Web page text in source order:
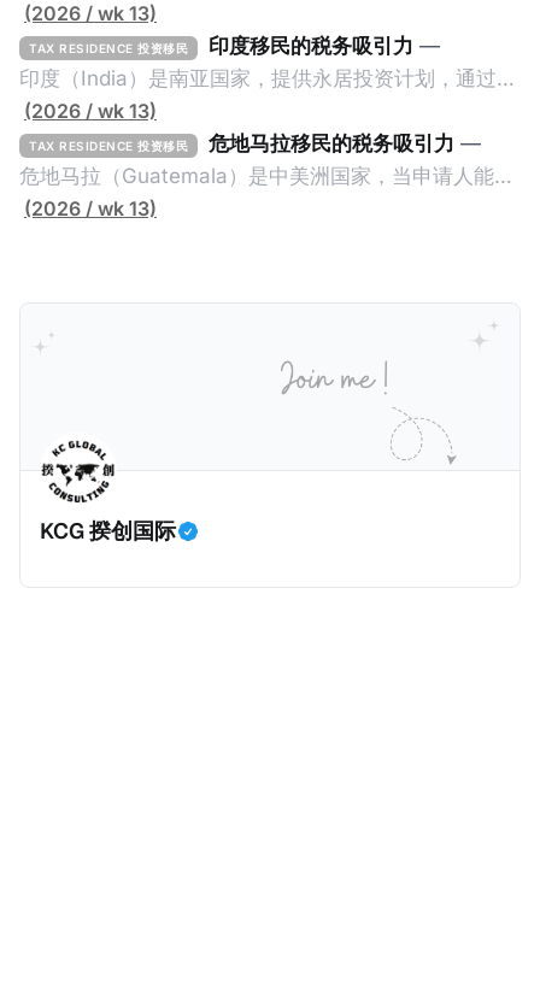
计划。申请人必须满足至少以下一项标准才能获得两年
投资者签证： * 投资200万欧元意大利政府债券； * 投
资50万欧元意大利股票； * 投资25万欧元于创新初创
企业；或 * 向意大利公共利益项目捐赠100万欧元。 当
投资者在居留许可证有效期的两年内保持投资，则可以
在居留证到期日前至少60天申请续签3年。当投资者经
过五年的实际居留（每年在意大利停留270天），申请
吸引力吗？我们来看看：
(2026 / wk 13)
TAX RESIDENCE 投资移民 印度移民的税务吸引力 —
印度（India）是南亚国家，提供永居投资计划，通过满
足特定的标准获得居留权。印度的永居投资计划要求申
请人透过外国直接投资（FDI）途径投资印度： * 申请
人必须在18个月内投资至少1亿卢比（约合773万人民
币）或36个月内投资至少2.5亿卢比（约合1933万人民
的财务能力和专业知识； * 申请人必须在印度就业务注
册公司，并提供公司注册证书和注册企业的介绍/支持信
并提供有关投资将如何为印度经济做出贡献的详细计
申请。申请人在印度居住共12年后有资格申请印度公民
身份，包括在申请前连续居住11年，短暂缺席的少数例
外。由于印度不允许双重国籍，申请人必须放弃其原始
(2026 / wk 13)
TAX RESIDENCE 投资移民 危地马拉移民的税务吸引力 —
危地马拉（Guatemala）是中美洲国家，当申请人能够
证明被动收入或养老金收入，那么可以申请永久居留计
增加300美元（折合约人民币2千）。 申请人提交材料
包括：申请表、护照、无犯罪证明，以及最后一次进入
危地马拉的证明，且材料必须公证并翻译成西班牙语。
在危地马拉居住至少五年、具备流利西班牙语、对当地
历史文化有认识，就可以入籍成为危地马拉公民。 那
么，危地马拉的税务政策有吸引力吗？我们来看看：
(2026 / wk 13)
KCG 揆创国际